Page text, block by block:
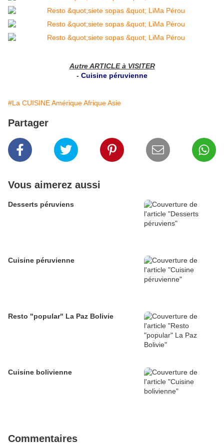
Autre ARTICLE à VISITER
- Cuisine péruvienne
#La CUISINE Amérique Afrique Asie
Partager
Vous aimerez aussi
Desserts péruviens
Cuisine péruvienne
Resto "popular" La Paz Bolivie
Cuisine bolivienne
Commentaires